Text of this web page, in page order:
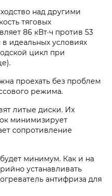
над другими
тяговых
86 кВт·ч против 53
в идеальных условиях
цикл при
проехать без проблем
режима.
литые диски. Их
минимизирует
сопротивление
минимум. Как и на
устанавливать
антифриза для